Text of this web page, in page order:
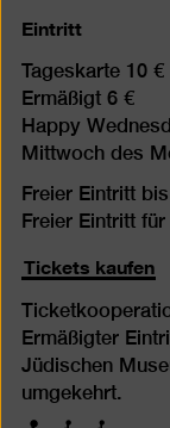
Eintritt
Tageskarte 10 €
Ermäßigt 6 €
Happy
Mittwoch des
Freier Eintritt
Freier Eintritt
Tickets kaufen
Ermäßigter
Jüdischen
umgekehrt.